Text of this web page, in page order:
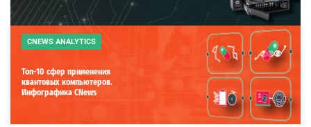
CNEWS ANALYTICS
Топ-10 сфер применения
квантовых компьютеров.
Инфографика CNews